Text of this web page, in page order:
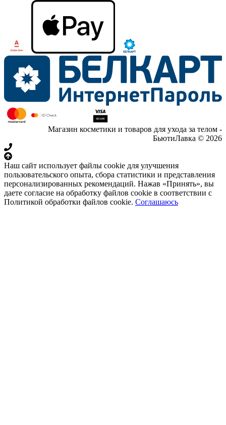
Магазин косметики и товаров для ухода за телом -
БьютиЛавка © 2026
Наш сайт использует файлы cookie для улучшения
пользовательского опыта, сбора статистики и представления
персонализированных рекомендаций. Нажав «Принять», вы
даете согласие на обработку файлов cookie в соответствии с
Политикой обработки файлов cookie. Соглашаюсь